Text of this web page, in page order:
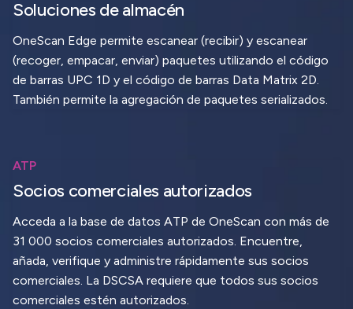
Soluciones de almacén
OneScan Edge permite escanear (recibir) y escanear
(recoger, empacar, enviar) paquetes utilizando el código
de barras UPC 1D y el código de barras Data Matrix 2D.
También permite la agregación de paquetes serializados.
ATP
Socios comerciales autorizados
Acceda a la base de datos ATP de OneScan con más de
31 000 socios comerciales autorizados. Encuentre,
añada, verifique y administre rápidamente sus socios
comerciales. La DSCSA requiere que todos sus socios
comerciales estén autorizados.